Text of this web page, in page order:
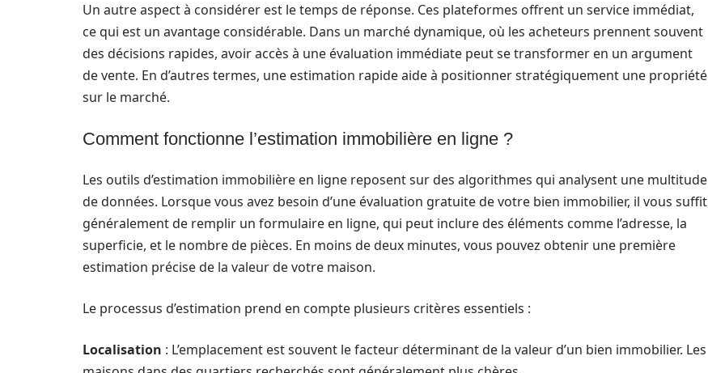
Un autre aspect à considérer est le temps de réponse. Ces plateformes offrent un service immédiat,
ce qui est un avantage considérable. Dans un marché dynamique, où les acheteurs prennent souvent
des décisions rapides, avoir accès à une évaluation immédiate peut se transformer en un argument
de vente. En d’autres termes, une estimation rapide aide à positionner stratégiquement une propriété
sur le marché.
Comment fonctionne l’estimation immobilière en ligne ?
Les outils d’estimation immobilière en ligne reposent sur des algorithmes qui analysent une multitude
de données. Lorsque vous avez besoin d’une évaluation gratuite de votre bien immobilier, il vous suffit
généralement de remplir un formulaire en ligne, qui peut inclure des éléments comme l’adresse, la
superficie, et le nombre de pièces. En moins de deux minutes, vous pouvez obtenir une première
estimation précise de la valeur de votre maison.
Le processus d’estimation prend en compte plusieurs critères essentiels :
Localisation : L’emplacement est souvent le facteur déterminant de la valeur d’un bien immobilier. Les